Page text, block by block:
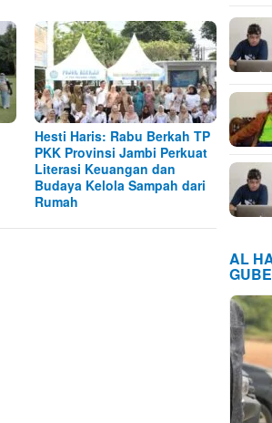
Hesti Haris: Rabu Berkah TP
PKK Provinsi Jambi Perkuat
Literasi Keuangan dan
Budaya Kelola Sampah dari
Rumah
AL